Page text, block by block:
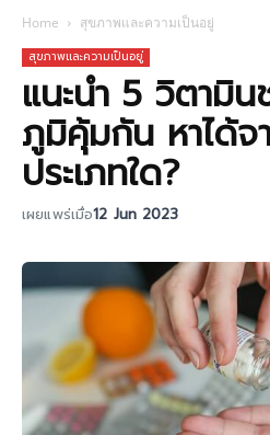
Home สุขภาพและความเป็นอยู่
สุขภาพและความเป็นอยู่
แนะนำ 5 วิตามิน
ภูมิคุ้มกัน หาได้จ
ประเภทใด?
เผยแพร่เมื่อ12 Jun 2023